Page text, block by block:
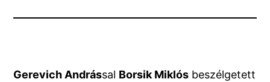
Gerevich Andrással Borsik Miklós beszélgetett